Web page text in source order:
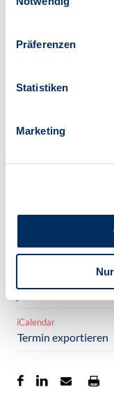
Präferenzen
Statistiken
Marketing
Dauer: 02:30
Endrik Böhle
Veranstaltungsort
Adresse
01067 Dresden
Anmeldeformular
iCalendar
Termin exportieren